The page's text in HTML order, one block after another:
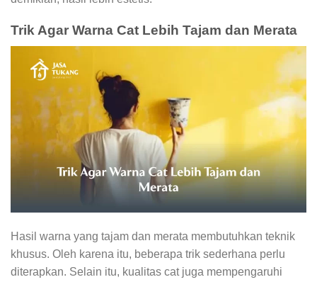
Trik Agar Warna Cat Lebih Tajam dan Merata
Hasil warna yang tajam dan merata membutuhkan teknik
khusus. Oleh karena itu, beberapa trik sederhana perlu
diterapkan. Selain itu, kualitas cat juga mempengaruhi